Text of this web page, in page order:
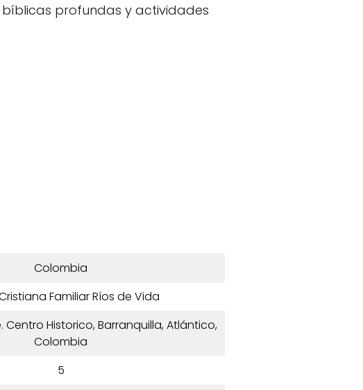
profundas y actividades
Colombia
Familiar Ríos de Vida
Centro Historico, Barranquilla, Atlántico,
Colombia
5